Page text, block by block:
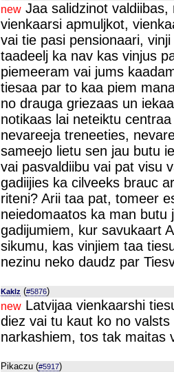
new Jaa salidzinot
vienkaarsi apmuljkot,
vai tie pasi pensionaari,
taadeelj ka nav kas vinjus
piemeeram vai jums
tiesaa par to kaa piem
no drauga griezaas un
notikaas lai neteiktu
nevareeja treneeties,
sameejo lietu sen jau butu
vai pasvaldiibu vai pat visu
gadiijies ka cilveeks brauc
riteni? Arii taa pat, tomeer
neiedomaatos ka man butu
gadijumiem, kur savukaart
sikumu, kas vinjiem taa
nezinu neko daudz par
Kaklz (#5876)
new Latvijaa vienkaarshi
diez vai tu kaut ko no
narkashiem, tos tak maitas
Pikaczu (#5917)